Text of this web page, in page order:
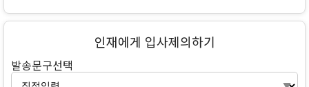
인재에게 입사제의하기
발송문구선택